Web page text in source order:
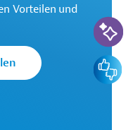
die wichtigste
Vorteilen und
KI-